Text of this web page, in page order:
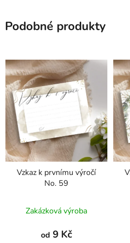
Podobné produkty
Vzkaz k prvnímu výročí
No. 59
Zakázková výroba
od 9 Kč